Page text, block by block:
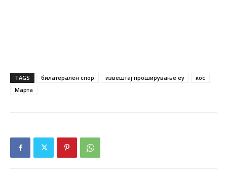
TAGS билатерален спор извештај проширување еу
кос
Марта